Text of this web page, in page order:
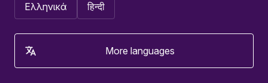
Ελληνικά हिन्दी
More languages